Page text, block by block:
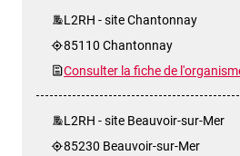
L2RH - site Chantonnay
85110 Chantonnay
Consulter la fiche de
L2RH - site Beauvoir-sur-Mer
85230 Beauvoir-sur-Mer